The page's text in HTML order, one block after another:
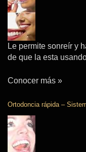
Le permite sonreír y
de que la esta
Conocer más »
Ortodoncia rápida –